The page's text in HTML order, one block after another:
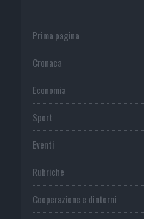
Prima pagina
Cronaca
Economia
Sport
Eventi
Rubriche
Cooperazione e dintorni